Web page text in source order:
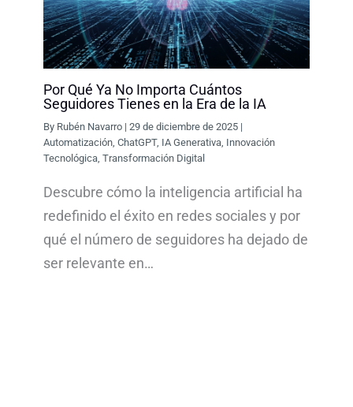
Por Qué Ya No Importa Cuántos
Seguidores Tienes en la Era de la IA
By Rubén Navarro |29 de diciembre de 2025 |
Automatización,ChatGPT, IA Generativa, Innovación
Tecnológica,Transformación Digital
Descubre cómo la inteligencia artificial ha
redefinido el éxito en redes sociales y por
qué el número de seguidores ha dejado de
ser relevante en…